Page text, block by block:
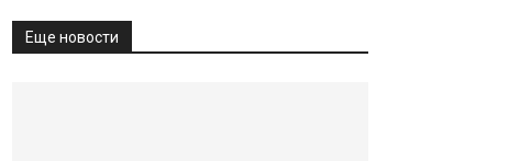
Еще новости